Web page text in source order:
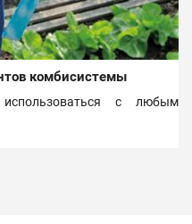
комбисистемы
с любым